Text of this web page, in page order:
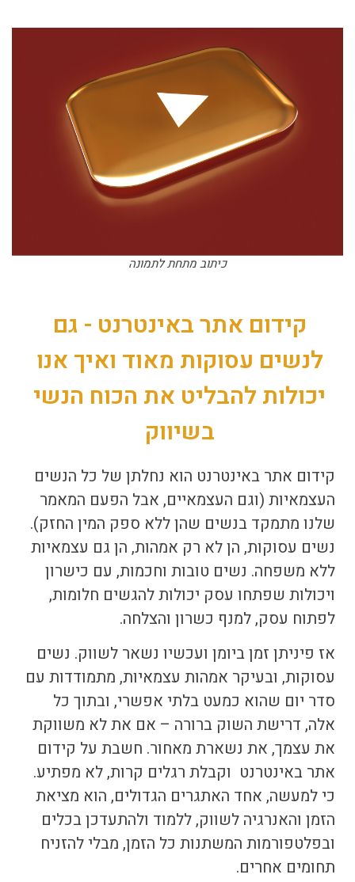
כיתוב מתחת לתמונה
קידום אתר באינטרנט - גם
לנשים עסוקות מאוד ואיך אנו
יכולות להבליט את הכוח הנשי
בשיווק
קידום אתר באינטרנט הוא נחלתן של כל הנשים
העצמאיות (וגם העצמאיים, אבל הפעם המאמר
שלנו מתמקד בנשים שהן ללא ספק המין החזק).
נשים עסוקות, הן לא רק אמהות, הן גם עצמאיות
ללא משפחה. נשים טובות וחכמות, עם כישרון
ויכולות שפתחו עסק יכולות להגשים חלומות,
לפתוח עסק, למנף כשרון והצלחה.
אז פיניתן זמן ביומן ועכשיו נשאר לשווק. נשים
עסוקות, ובעיקר אמהות עצמאיות, מתמודדות עם
סדר יום שהוא כמעט בלתי אפשרי, ובתוך כל
אלה, דרישת השוק ברורה – אם את לא משווקת
את עצמך, את נשארת מאחור. חשבת על קידום
אתר באינטרנט וקבלת רגלים קרות, לא מפתיע.
כי למעשה, אחד האתגרים הגדולים, הוא מציאת
הזמן והאנרגיה לשווק, ללמוד ולהתעדכן בכלים
ובפלטפורמות המשתנות כל הזמן, מבלי להזניח
תחומים אחרים.